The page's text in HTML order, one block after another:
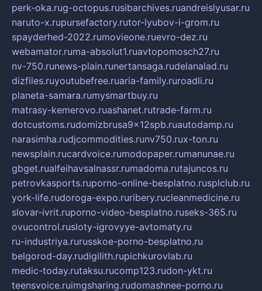
perk-oka.rug-octopus.rusibarchives.ruandreislyusar.ru
naruto-x.rupursefactory.rutor-lyubov-i-grom.ru
spayderhed-2022.rumovieone.ruevro-dez.ru
webamator.ruma-absolut1.ruavtopomosch27.ru
nv-750.runews-plain.runertansaga.rudelanalad.ru
dizfiles.ruyoutubefree.ruaria-family.ruroadli.ru
planeta-samara.rumysmartbuy.ru
matrasy-kemerovo.ruashanet.rutrade-farm.ru
dotcustoms.rudomizbrusa9x12spb.ruautodamp.ru
narasimha.rudjcommodities.runv750.rux-ton.ru
newsplain.rucardvoice.rumodopaper.rumanunae.ru
gbget.rualfeihavsalnassr.rumadoma.rutajuncos.ru
petrovkasports.ruporno-online-besplatno.rusplclub.ru
york-life.rudoroga-expo.ruribery.rucleanmedicine.ru
slovar-ivrit.ruporno-video-besplatno.ruseks-365.ru
ovucontrol.rusloty-igrovyye-avtomaty.ru
ru-industriya.rurusskoe-porno-besplatno.ru
belgorod-day.rudigilith.rupichkurovlab.ru
medic-today.rutaksu.rucomp123.rudon-ykt.ru
teensvoice.ruimgsharing.rudomashnee-porno.ru